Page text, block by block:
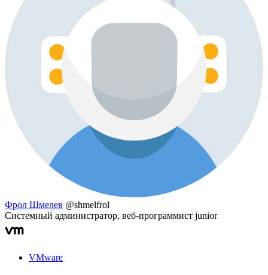
Фрол Шмелев @shmelfrol
Системный администратор, веб-программист junior
VMware